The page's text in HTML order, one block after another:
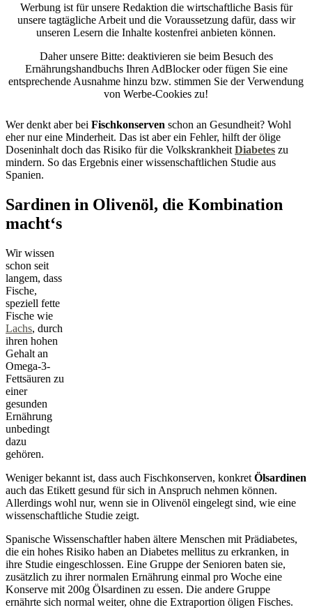
Werbung ist für unsere Redaktion die wirtschaftliche Basis für
unsere tagtägliche Arbeit und die Voraussetzung dafür, dass wir
unseren Lesern die Inhalte kostenfrei anbieten können.
Daher unsere Bitte: deaktivieren sie beim Besuch des
Ernährungshandbuchs Ihren AdBlocker oder fügen Sie eine
entsprechende Ausnahme hinzu bzw. stimmen Sie der Verwendung
von Werbe-Cookies zu!
Wer denkt aber bei Fischkonserven schon an Gesundheit? Wohl
eher nur eine Minderheit. Das ist aber ein Fehler, hilft der ölige
Doseninhalt doch das Risiko für die Volkskrankheit Diabetes zu
mindern. So das Ergebnis einer wissenschaftlichen Studie aus
Spanien.
Sardinen in Olivenöl, die Kombination
macht‘s
Wir wissen
schon seit
langem, dass
Fische,
speziell fette
Fische wie
Lachs, durch
ihren hohen
Gehalt an
Omega-3-
Fettsäuren zu
einer
gesunden
Ernährung
unbedingt
dazu
gehören.
Weniger bekannt ist, dass auch Fischkonserven, konkret Ölsardinen
auch das Etikett gesund für sich in Anspruch nehmen können.
Allerdings wohl nur, wenn sie in Olivenöl eingelegt sind, wie eine
wissenschaftliche Studie zeigt.
Spanische Wissenschaftler haben ältere Menschen mit Prädiabetes,
die ein hohes Risiko haben an Diabetes mellitus zu erkranken, in
ihre Studie eingeschlossen. Eine Gruppe der Senioren baten sie,
zusätzlich zu ihrer normalen Ernährung einmal pro Woche eine
Konserve mit 200g Ölsardinen zu essen. Die andere Gruppe
ernährte sich normal weiter, ohne die Extraportion öligen Fisches.